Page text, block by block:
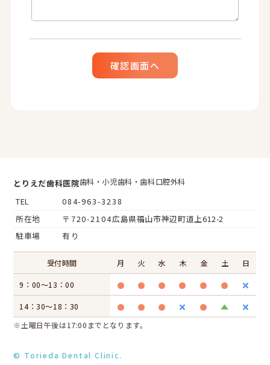
とりえだ歯科医院歯科・小児歯科・歯科口腔外科
TEL
084-963-3238
所在地
〒720-2104広島県福山市神辺町道上612-2
駐車場
有り
受付時間 月 火 水 木 金 土 日
9：00～13：00
14：30～18：30
※土曜日午後は17:00までとなります。
© Torieda Dental Clinic.